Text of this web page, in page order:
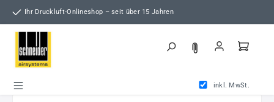
Zum Hauptinhalt springen
Ihr Druckluft-Onlineshop – seit über 15 Jahren
inkl. MwSt.